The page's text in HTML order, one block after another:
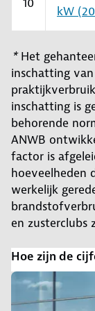
kW
*Het
inschatting
inschatting is
behorende
ANWB
factor is
hoeveelheden
werkelijk
en zusterclubs
Hoe zijn de